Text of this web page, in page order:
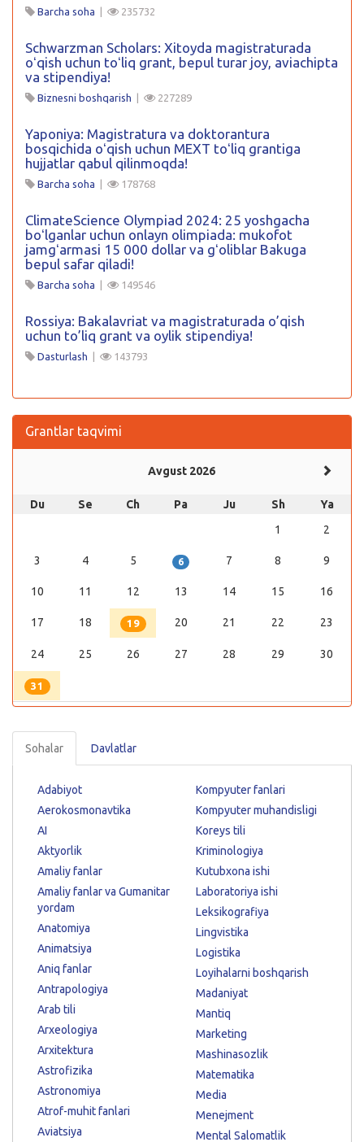
Barcha soha 235732
Schwarzman Scholars: Xitoyda magistraturada
oʻqish uchun toʻliq grant, bepul turar joy, aviachipta
va stipendiya!
Biznesni boshqarish 227289
Yaponiya: Magistratura va doktorantura
bosqichida oʻqish uchun MEXT toʻliq grantiga
hujjatlar qabul qilinmoqda!
Barcha soha 178768
ClimateScience Olympiad 2024: 25 yoshgacha
boʻlganlar uchun onlayn olimpiada: mukofot
jamgʻarmasi 15 000 dollar va gʻoliblar Bakuga
bepul safar qiladi!
Barcha soha 149546
Rossiya: Bakalavriat va magistraturada o’qish
uchun to’liq grant va oylik stipendiya!
Dasturlash 143793
Grantlar taqvimi
Avgust 2026
Du Se Ch Pa Ju Sh
Ya
1
2
3 4 5 6 7 8 9
10 11 12 13 14 15 16
17 18 19 20 21 22 23
24 25 26 27 28 29 30
31
Sohalar Davlatlar
Adabiyot
Aerokosmonavtika
AI
Aktyorlik
Amaliy fanlar
Amaliy fanlar va Gumanitar
yordam
Anatomiya
Animatsiya
Aniq fanlar
Antrapologiya
Arab tili
Arxeologiya
Arxitektura
Astrofizika
Astronomiya
Atrof-muhit fanlari
Aviatsiya
Kompyuter fanlari
Kompyuter muhandisligi
Koreys tili
Kriminologiya
Kutubxona ishi
Laboratoriya ishi
Leksikografiya
Lingvistika
Logistika
Loyihalarni boshqarish
Madaniyat
Mantiq
Marketing
Mashinasozlik
Matematika
Media
Menejment
Mental Salomatlik